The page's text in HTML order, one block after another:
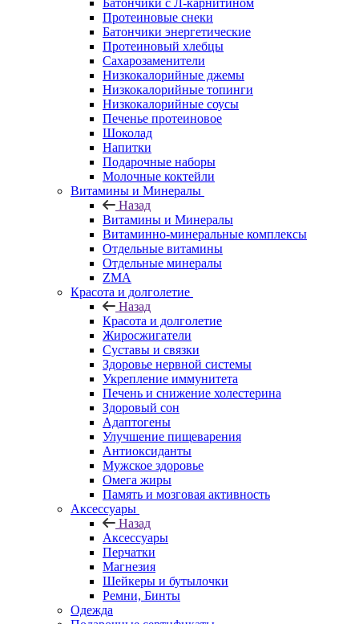
Батончики с Л-карнитином
Протеиновые снеки
Батончики энергетические
Протеиновый хлебцы
Сахарозаменители
Низкокалорийные джемы
Низкокалорийные топинги
Низкокалорийные соусы
Печенье протеиновое
Шоколад
Напитки
Подарочные наборы
Молочные коктейли
Витамины и Минералы
Назад
Витамины и Минералы
Витаминно-минеральные комплексы
Отдельные витамины
Отдельные минералы
ZMA
Красота и долголетие
Назад
Красота и долголетие
Жиросжигатели
Суставы и связки
Здоровье нервной системы
Укрепление иммунитета
Печень и снижение холестерина
Здоровый сон
Адаптогены
Улучшение пищеварения
Антиоксиданты
Мужское здоровье
Омега жиры
Память и мозговая активность
Аксессуары
Назад
Аксессуары
Перчатки
Магнезия
Шейкеры и бутылочки
Ремни, Бинты
Одежда